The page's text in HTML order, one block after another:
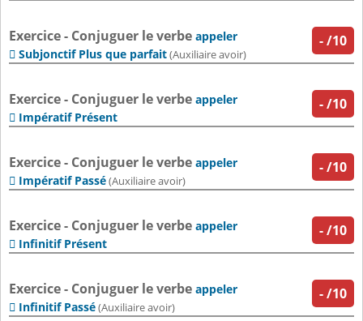
-/10
Exercice - Conjuguer le verbe appeler
 Subjonctif Plus que parfait(Auxiliaire avoir)
-/10
Exercice - Conjuguer le verbe appeler
 Impératif Présent
-/10
Exercice - Conjuguer le verbe appeler
 Impératif Passé(Auxiliaire avoir)
-/10
Exercice - Conjuguer le verbe appeler
 Infinitif Présent
-/10
Exercice - Conjuguer le verbe appeler
 Infinitif Passé(Auxiliaire avoir)